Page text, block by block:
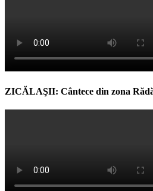
ZICĂLAŞII: Cântece din zona